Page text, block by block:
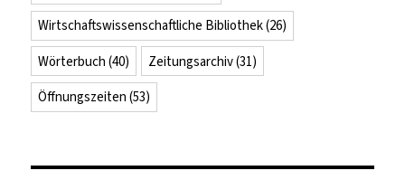
Wirtschaftswissenschaftliche Bibliothek(26)
Wörterbuch (40) Zeitungsarchiv(31)
Öffnungszeiten (53)